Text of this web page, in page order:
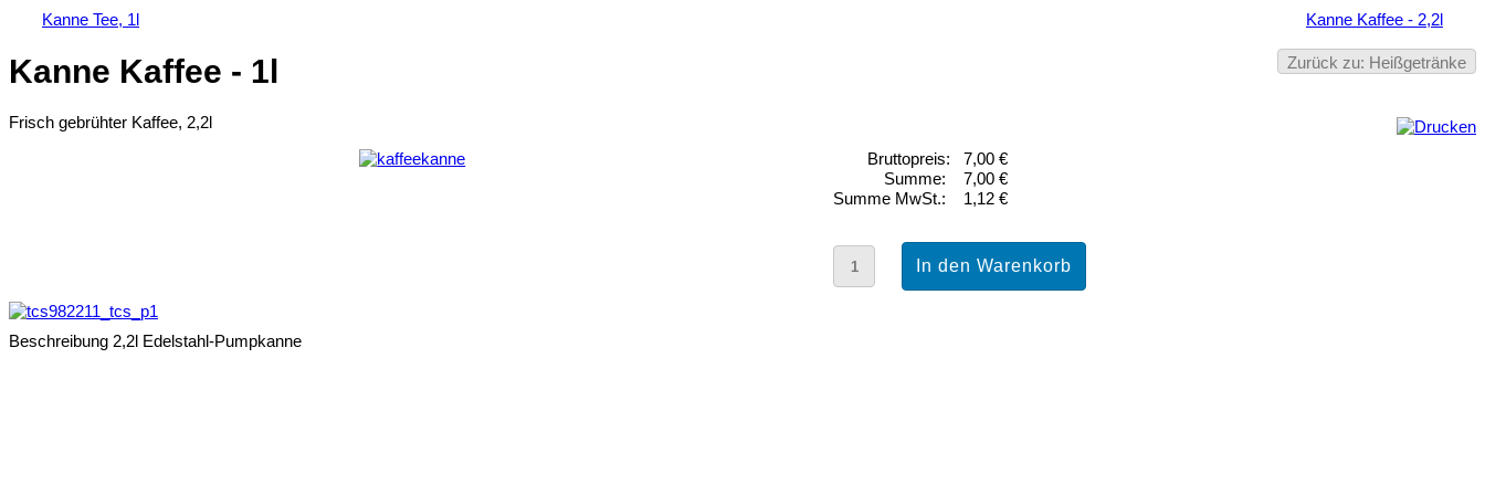
Kanne Tee, 1l Kanne Kaffee - 2,2l
Zurück zu: Heißgetränke
Kanne Kaffee - 1l
Frisch gebrühter Kaffee, 2,2l
Bruttopreis:
7,00 €
Summe:
7,00 €
Summe MwSt.:
1,12 €
Beschreibung 2,2l Edelstahl-Pumpkanne